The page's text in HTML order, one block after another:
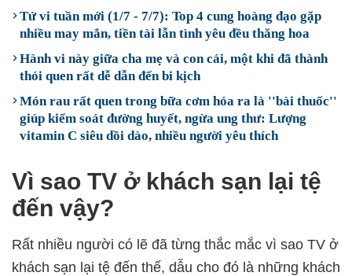
Tử vi tuần mới (1/7 - 7/7): Top 4 cung hoàng đạo gặp
nhiều may mắn, tiền tài lẫn tình yêu đều thăng hoa
Hành vi này giữa cha mẹ và con cái, một khi đã thành
thói quen rất dễ dẫn đến bi kịch
Món rau rất quen trong bữa cơm hóa ra là ''bài thuốc''
giúp kiểm soát đường huyết, ngừa ung thư: Lượng
vitamin C siêu dồi dào, nhiều người yêu thích
Vì sao TV ở khách sạn lại tệ
đến vậy?
Rất nhiều người có lẽ đã từng thắc mắc vì sao TV ở
khách sạn lại tệ đến thế, dẫu cho đó là những khách